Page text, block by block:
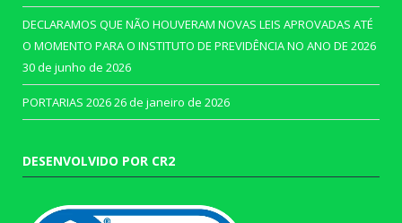
DECLARAMOS QUE NÃO HOUVERAM NOVAS LEIS APROVADAS ATÉ
O MOMENTO PARA O INSTITUTO DE PREVIDÊNCIA NO ANO DE 2026
30 de junho de 2026
PORTARIAS 202626 de janeiro de 2026
DESENVOLVIDO POR CR2